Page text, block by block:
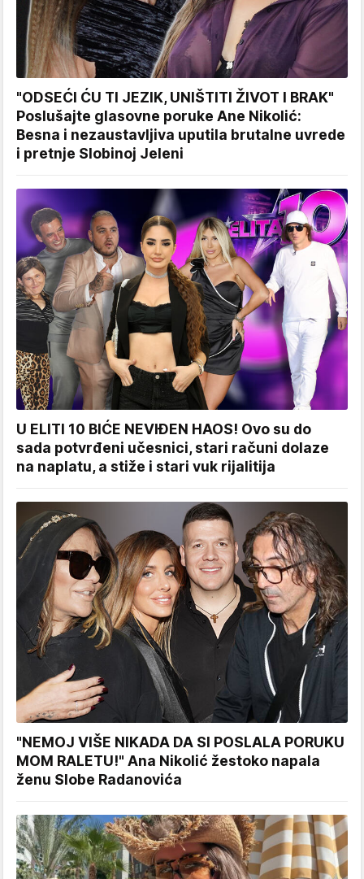
"ODSEĆI ĆU TI JEZIK, UNIŠTITI ŽIVOT I BRAK"
Poslušajte glasovne poruke Ane Nikolić:
Besna i nezaustavljiva uputila brutalne uvrede
i pretnje Slobinoj Jeleni
U ELITI 10 BIĆE NEVIĐEN HAOS! Ovo su do
sada potvrđeni učesnici, stari računi dolaze
na naplatu, a stiže i stari vuk rijalitija
"NEMOJ VIŠE NIKADA DA SI POSLALA PORUKU
MOM RALETU!" Ana Nikolić žestoko napala
ženu Slobe Radanovića